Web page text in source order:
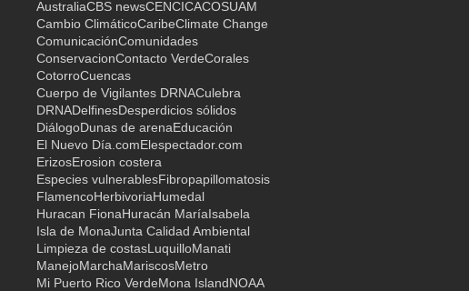
AustraliaCBS newsCENCICACOSUAM
Cambio ClimáticoCaribeClimate Change
ComunicaciónComunidades
ConservacionContacto VerdeCorales
CotorroCuencas
Cuerpo de Vigilantes DRNACulebra
DRNADelfinesDesperdicios sólidos
DiálogoDunas de arenaEducación
El Nuevo Día.comElespectador.com
ErizosErosion costera
Especies vulnerablesFibropapillomatosis
FlamencoHerbivoriaHumedal
Huracan FionaHuracán MaríaIsabela
Isla de MonaJunta Calidad Ambiental
Limpieza de costasLuquilloManati
ManejoMarchaMariscosMetro
Mi Puerto Rico VerdeMona IslandNOAA